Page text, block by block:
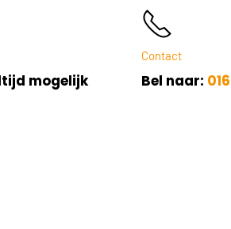
mogelijk
Contact
Bel naar: